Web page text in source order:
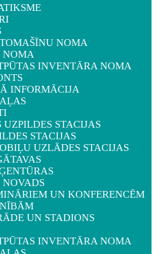
NOMA
NOMA
INVENTĀRA NOMA
INFORMĀCIJA
STACIJAS
STACIJAS
UZLĀDES STACIJAS
NOVADS
UN KONFERENCĒM
UN STADIONS
INVENTĀRA NOMA